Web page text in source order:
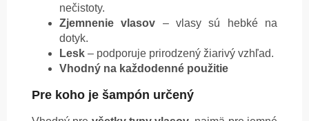
nečistoty.
Zjemnenie vlasov – vlasy sú hebké na
dotyk.
Lesk – podporuje prirodzený žiarivý vzhľad.
Vhodný na každodenné použitie
Pre koho je šampón určený